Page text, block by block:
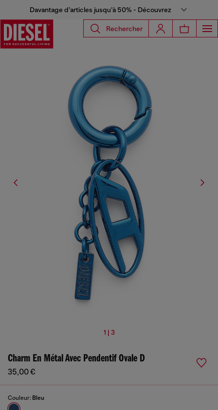
Davantage d’articles jusqu’à 50% - Découvrez
Rechercher
1 | 3
Charm En Métal Avec Pendentif Ovale D
35,00 €
Couleur: Bleu